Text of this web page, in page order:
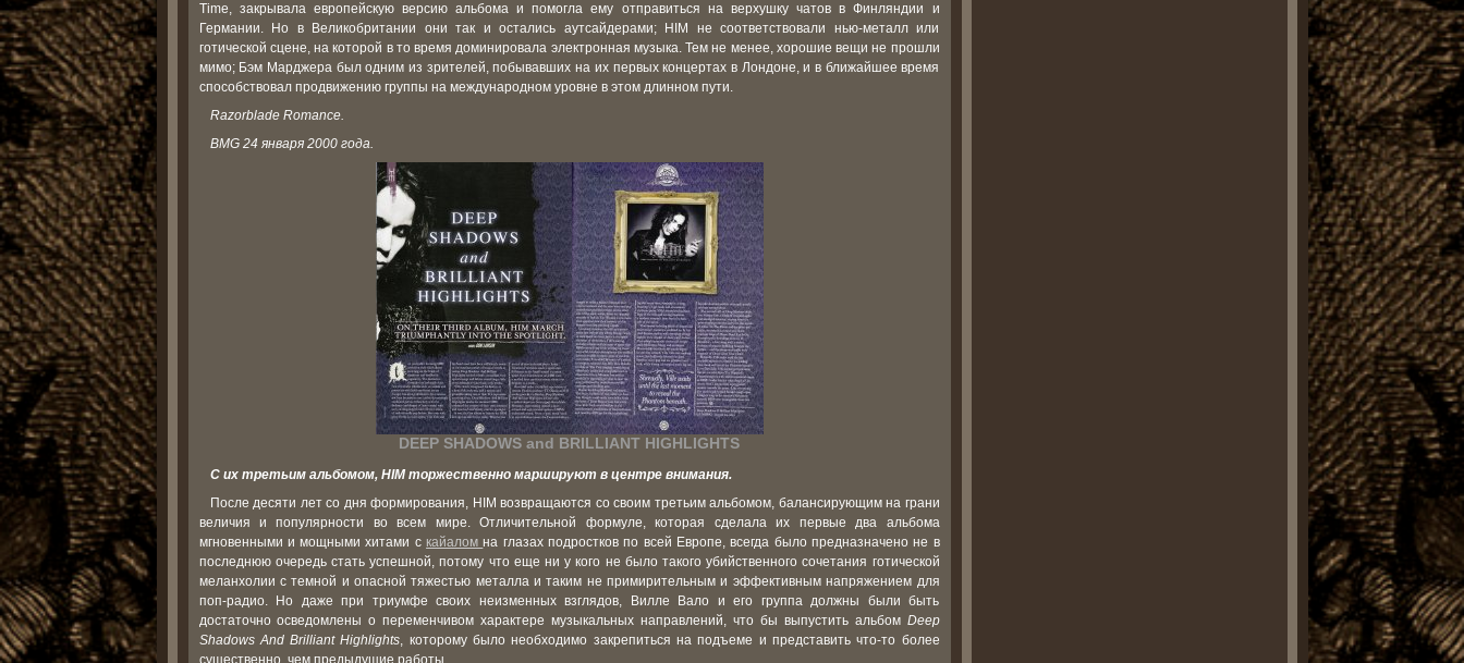
Time, закрывала европейскую версию альбома и помогла ему отправиться на верхушку чатов в Финляндии и
Германии. Но в Великобритании они так и остались аутсайдерами; HIM не соответствовали нью-металл или
готической сцене, на которой в то время доминировала электронная музыка. Тем не менее, хорошие вещи не прошли
мимо; Бэм Марджера был одним из зрителей, побывавших на их первых концертах в Лондоне, и в ближайшее время
способствовал продвижению группы на международном уровне в этом длинном пути.
Razorblade Romance.
BMG 24 января 2000 года.
DEEP SHADOWS and BRILLIANT HIGHLIGHTS
С их третьим альбомом, HIM торжественно маршируют в центре внимания.
После десяти лет со дня формирования, HIM возвращаются со своим третьим альбомом, балансирующим на грани
величия и популярности во всем мире. Отличительной формуле, которая сделала их первые два альбома
мгновенными и мощными хитами с кайаломна глазах подростков по всей Европе, всегда было предназначено не в
последнюю очередь стать успешной, потому что еще ни у кого не было такого убийственного сочетания готической
меланхолии с темной и опасной тяжестью металла и таким не примирительным и эффективным напряжением для
поп-радио. Но даже при триумфе своих неизменных взглядов, Вилле Вало и его группа должны были быть
достаточно осведомлены о переменчивом характере музыкальных направлений, что бы выпустить альбом Deep
Shadows And Brilliant Highlights , которому было необходимо закрепиться на подъеме и представить что-то более
существенно, чем предыдущие работы.